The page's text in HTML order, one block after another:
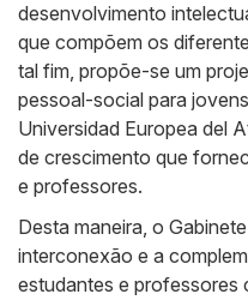
desenvolvimento
que compõem os
tal fim, propõe-se um
pessoal-social para
Universidad Europea del
de crescimento que
e professores.
Desta maneira, o
interconexão e a
estudantes e professores